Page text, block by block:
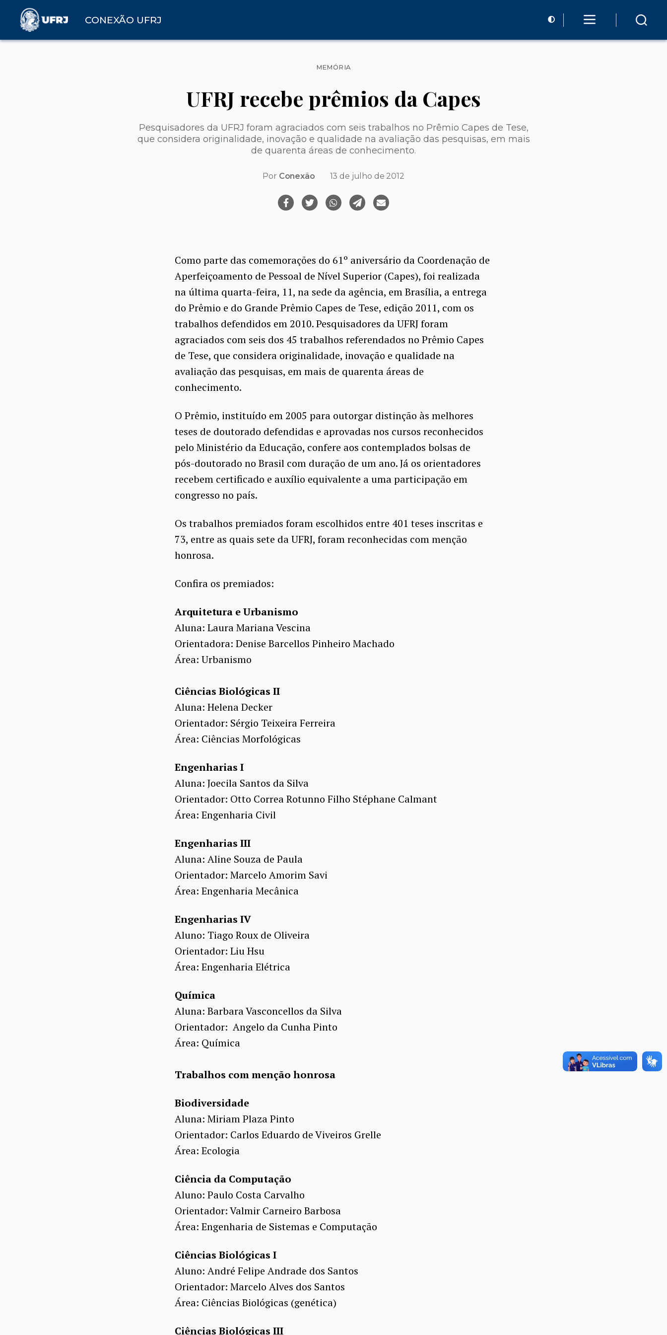
CONEXÃO UFRJ
Categorias
MEMÓRIA
UFRJ recebe prêmios da Capes
Pesquisadores da UFRJ foram agraciados com seis trabalhos no Prêmio Capes de Tese,
que considera originalidade, inovação e qualidade na avaliação das pesquisas, em mais
de quarenta áreas de conhecimento.
Por Conexão 13 de julho de 2012
Como parte das comemorações do 61º aniversário da Coordenação de
Aperfeiçoamento de Pessoal de Nível Superior (Capes), foi realizada
na última quarta-feira, 11, na sede da agência, em Brasília, a entrega
do Prêmio e do Grande Prêmio Capes de Tese, edição 2011, com os
trabalhos defendidos em 2010. Pesquisadores da UFRJ foram
agraciados com seis dos 45 trabalhos referendados no Prêmio Capes
de Tese, que considera originalidade, inovação e qualidade na
avaliação das pesquisas, em mais de quarenta áreas de
conhecimento.
O Prêmio, instituído em 2005 para outorgar distinção às melhores
teses de doutorado defendidas e aprovadas nos cursos reconhecidos
pelo Ministério da Educação, confere aos contemplados bolsas de
pós-doutorado no Brasil com duração de um ano. Já os orientadores
recebem certificado e auxílio equivalente a uma participação em
congresso no país.
Os trabalhos premiados foram escolhidos entre 401 teses inscritas e
73, entre as quais sete da UFRJ, foram reconhecidas com menção
honrosa.
Confira os premiados:
Arquitetura e Urbanismo
Aluna: Laura Mariana Vescina
Orientadora: Denise Barcellos Pinheiro Machado
Área: Urbanismo
Ciências Biológicas II
Aluna: Helena Decker
Orientador: Sérgio Teixeira Ferreira
Área: Ciências Morfológicas
Engenharias I
Aluna: Joecila Santos da Silva
Orientador: Otto Correa Rotunno Filho Stéphane Calmant
Área: Engenharia Civil
Engenharias III
Aluna: Aline Souza de Paula
Orientador: Marcelo Amorim Savi
Área: Engenharia Mecânica
Engenharias IV
Aluno: Tiago Roux de Oliveira
Orientador: Liu Hsu
Área: Engenharia Elétrica
Química
Aluna: Barbara Vasconcellos da Silva
Orientador: Angelo da Cunha Pinto
Área: Química
Trabalhos com menção honrosa
Biodiversidade
Aluna: Miriam Plaza Pinto
Orientador: Carlos Eduardo de Viveiros Grelle
Área: Ecologia
Ciência da Computação
Aluno: Paulo Costa Carvalho
Orientador: Valmir Carneiro Barbosa
Área: Engenharia de Sistemas e Computação
Ciências Biológicas I
Aluno: André Felipe Andrade dos Santos
Orientador: Marcelo Alves dos Santos
Área: Ciências Biológicas (genética)
Ciências Biológicas III